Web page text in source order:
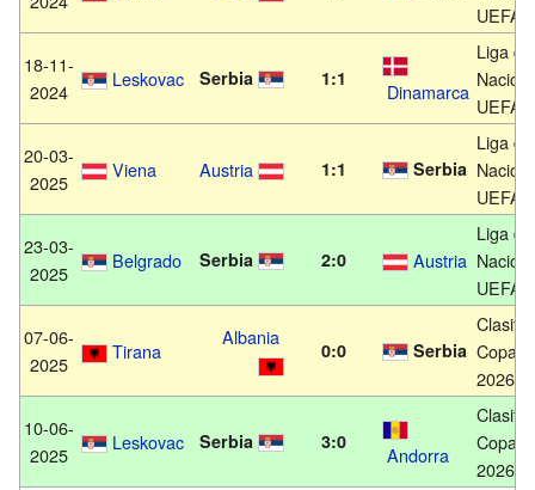
UEFA
18-11-
2024
Leskovac Serbia 1:1
Dinamarca
Liga de
UEFA
20-03-
2025
Viena Austria 1:1 Serbia
Liga de
UEFA
23-03-
2025
Belgrado Serbia 2:0 Austria
Liga de
UEFA
07-06-
2025
Tirana
Albania
0:0 Serbia Copa
2026
10-06-
2025
Leskovac Serbia 3:0
Andorra
Copa
2026